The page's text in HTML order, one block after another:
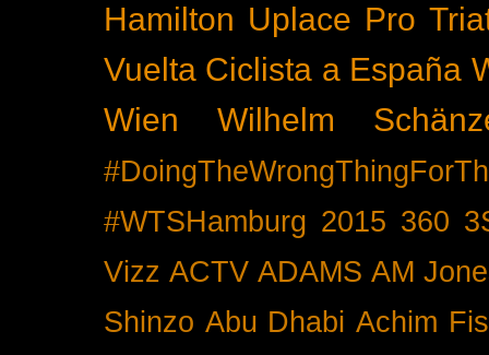
Hamilton Uplace Pro
Vuelta Ciclista a España
Wien
Wilhelm
#WTSHamburg 2015 360
Vizz ACTV ADAMS AM
Shinzo Abu Dhabi Achim